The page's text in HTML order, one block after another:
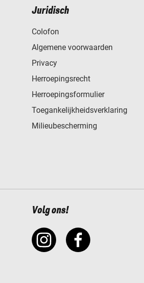
Juridisch
Colofon
Algemene voorwaarden
Privacy
Herroepingsrecht
Herroepingsformulier
Toegankelijkheidsverklaring
Milieubescherming
Volg ons!